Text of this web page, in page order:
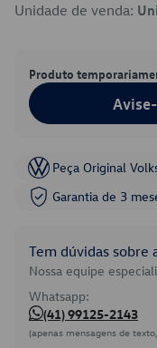
Unidade de venda:
Produto
Peça Original
Garantia de 3
Tem dúvidas
Nossa equipe
Whatsapp:
(41) 99125-2143
(apenas mensagens de